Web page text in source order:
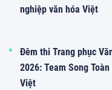
nghiệp văn hóa Việt
Đêm thi Trang phục
2026: Team Song
Việt